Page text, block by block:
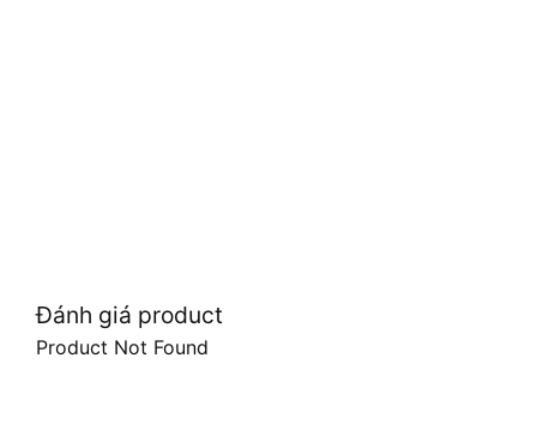
Đánh giá product
Product Not Found